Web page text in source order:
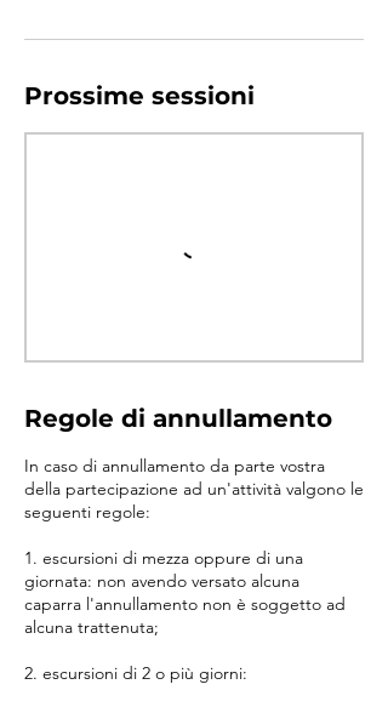
Prossime sessioni
Regole di annullamento
In caso di annullamento da parte vostra
della partecipazione ad un'attività valgono le
seguenti regole:
1. escursioni di mezza oppure di una
giornata: non avendo versato alcuna
caparra l'annullamento non è soggetto ad
alcuna trattenuta;
2. escursioni di 2 o più giorni: